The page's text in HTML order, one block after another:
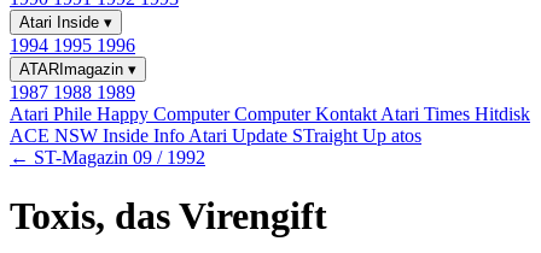
Atari Inside ▾
1994 1995 1996
ATARImagazin ▾
1987 1988 1989
Atari Phile Happy ComputerComputer Kontakt Atari Times Hitdisk
ACE NSW Inside Info Atari Update STraight Up atos
← ST-Magazin 09 / 1992
Toxis, das Virengift